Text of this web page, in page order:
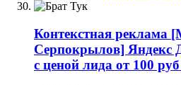
Контекстная реклама
Серпокрылов] Яндекс
с ценой лида от 100